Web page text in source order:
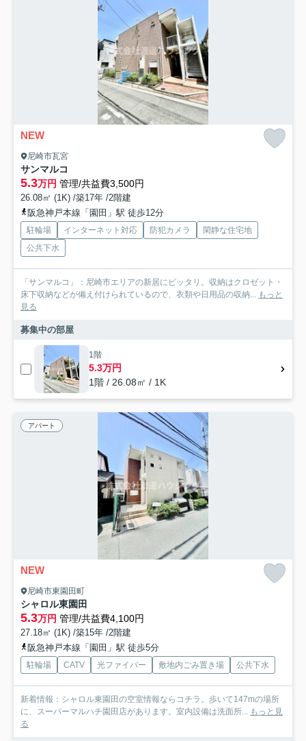
NEW
尼崎市瓦宮
サンマルコ
5.3万円 管理/共益費3,500円
26.08㎡ (1K) /築17年 /2階建
阪急神戸本線「園田」駅 徒歩12分
駐輪場 インターネット対応 防犯カメラ
閑静な住宅地
公共下水
「サンマルコ」：尼崎市エリアの新居にピッタリ。収納はクロゼット・
床下収納などが備え付けられているので、衣類や日用品の収納... もっと
見る
募集中の部屋
1階
5.3万円
1階 / 26.08㎡ / 1K
アパート
NEW
尼崎市東園田町
シャロル東園田
5.3万円 管理/共益費4,100円
27.18㎡ (1K) /築15年 /2階建
阪急神戸本線「園田」駅 徒歩5分
駐輪場 CATV 光ファイバー 敷地内ごみ置き場 公共下水
新着情報：シャロル東園田の空室情報ならコチラ。歩いて147mの場所
に、スーパーマルハチ園田店があります。室内設備は洗面所... もっと見
る